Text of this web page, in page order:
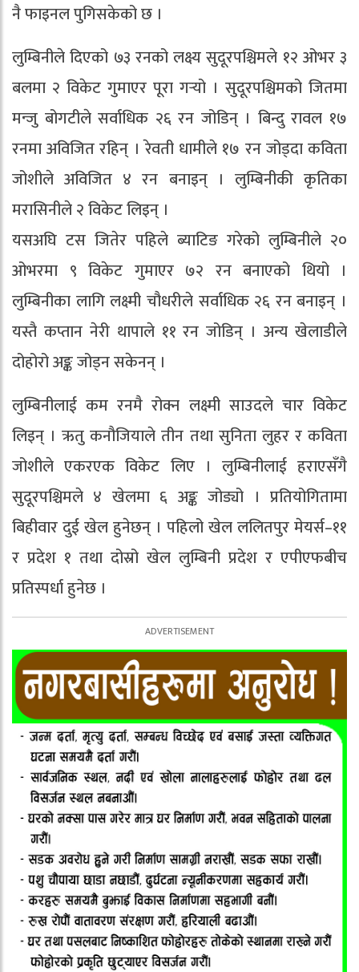
नै फाइनल पुगिसकेको छ ।
लुम्बिनीले दिएको ७३ रनको लक्ष्य सुदूरपश्चिमले १२ ओभर ३
बलमा २ विकेट गुमाएर पूरा गर्‍यो । सुदूरपश्चिमको जितमा
मन्जु बोगटीले सर्वाधिक २६ रन जोडिन् । बिन्दु रावल १७
रनमा अविजित रहिन् । रेवती धामीले १७ रन जोड्दा कविता
जोशीले अविजित ४ रन बनाइन् । लुम्बिनीकी कृतिका
मरासिनीले २ विकेट लिइन् ।
यसअघि टस जितेर पहिले ब्याटिङ गरेको लुम्बिनीले २०
ओभरमा ९ विकेट गुमाएर ७२ रन बनाएको थियो ।
लुम्बिनीका लागि लक्ष्मी चौधरीले सर्वाधिक २६ रन बनाइन् ।
यस्तै कप्तान नेरी थापाले ११ रन जोडिन् । अन्य खेलाडीले
दोहोरो अङ्क जोड्न सकेनन् ।
लुम्बिनीलाई कम रनमै रोक्न लक्ष्मी साउदले चार विकेट
लिइन् । ऋतु कनौजियाले तीन तथा सुनिता लुहर र कविता
जोशीले एकरएक विकेट लिए । लुम्बिनीलाई हराएसँगै
सुदूरपश्चिमले ४ खेलमा ६ अङ्क जोड्यो । प्रतियोगितामा
बिहीवार दुई खेल हुनेछन् । पहिलो खेल ललितपुर मेयर्स–११
र प्रदेश १ तथा दोस्रो खेल लुम्बिनी प्रदेश र एपीएफबीच
प्रतिस्पर्धा हुनेछ ।